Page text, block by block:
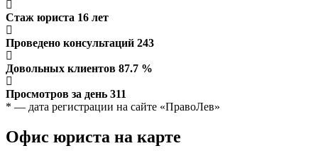
Стаж юриста 16 лет
Проведено консультаций 243
Довольных клиентов 87.7 %
Просмотров за день 311
* — дата регистрации на сайте «ПравоЛев»
Офис юриста на карте